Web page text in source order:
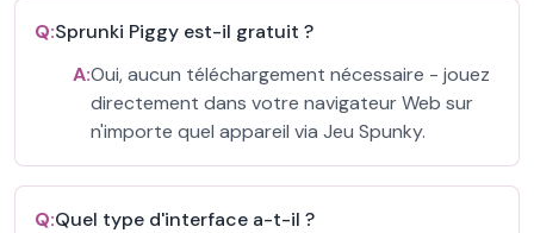
Q:Sprunki Piggy est-il gratuit ?
A:Oui, aucun téléchargement nécessaire - jouez
directement dans votre navigateur Web sur
n'importe quel appareil via Jeu Spunky.
Q:Quel type d'interface a-t-il ?